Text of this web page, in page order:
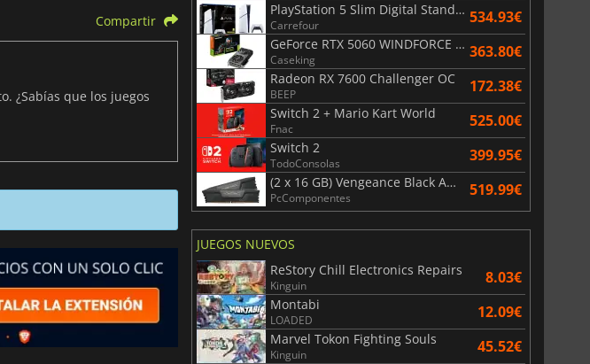
Compartir
¿Sabías que los juegos
PlayStation 5 Slim Digital Standard
Carrefour 534.93€
GeForce RTX 5060 WINDFORCE OC 8G
Caseking 363.80€
Radeon RX 7600 Challenger OC
BEEP 172.38€
Switch 2 + Mario Kart World
Fnac 525.00€
Switch 2
TodoConsolas 399.95€
(2 x 16 GB) Vengeance Black AMD Expo 6000 MHz - CAS 30
PcComponentes 519.99€
JUEGOS NUEVOS
ReStory Chill Electronics Repairs
Kinguin 8.03€
Montabi
LOADED 12.09€
Marvel Tokon Fighting Souls
Kinguin 45.52€